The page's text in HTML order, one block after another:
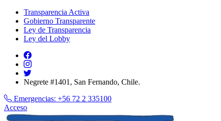
Transparencia Activa
Gobierno Transparente
Ley de Transparencia
Ley del Lobby
Negrete #1401, San Fernando, Chile.
Emergencias: +56 72 2 335100
Acceso